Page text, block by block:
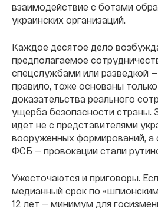
взаимодействие с ботами
украинских организаций.
Каждое десятое дело
предполагаемое
спецслужбами или разведкой —
правило, тоже основаны
доказательства реального
ущерба безопасности страны.
идет не с представителями
вооруженных формирований, а
ФСБ — провокации стали
Ужесточаются и приговоры.
медианный срок по
12 лет — минимум для